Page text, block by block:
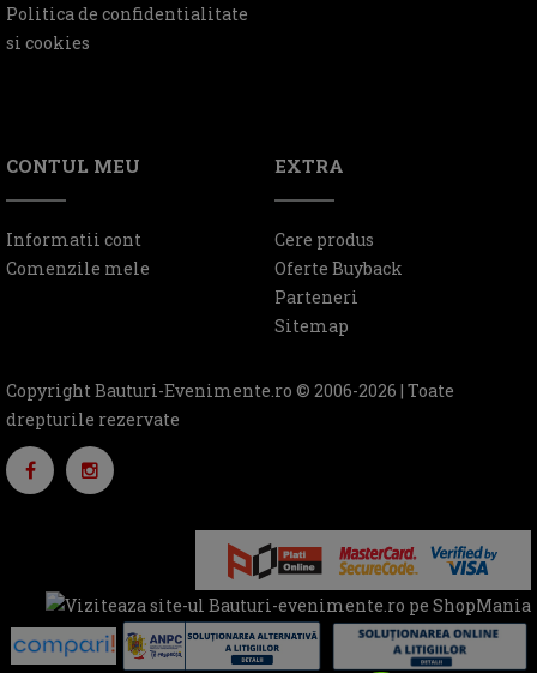
Politica de confidentialitate
si cookies
CONTUL MEU
Informatii cont
Comenzile mele
EXTRA
Cere produs
Oferte Buyback
Parteneri
Sitemap
Copyright Bauturi-Evenimente.ro © 2006-2026 | Toate
drepturile rezervate